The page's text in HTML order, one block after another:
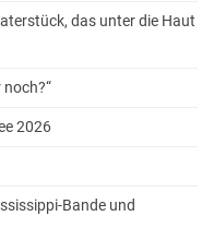
das unter die Haut
2026
Bande und